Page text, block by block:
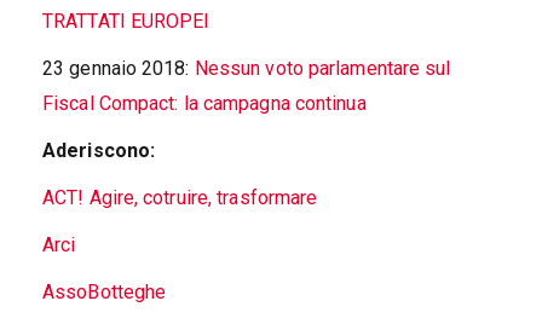
TRATTATI EUROPEI
23 gennaio 2018: Nessun voto parlamentare sul
Fiscal Compact: la campagna continua
Aderiscono:
ACT! Agire, cotruire, trasformare
Arci
AssoBotteghe